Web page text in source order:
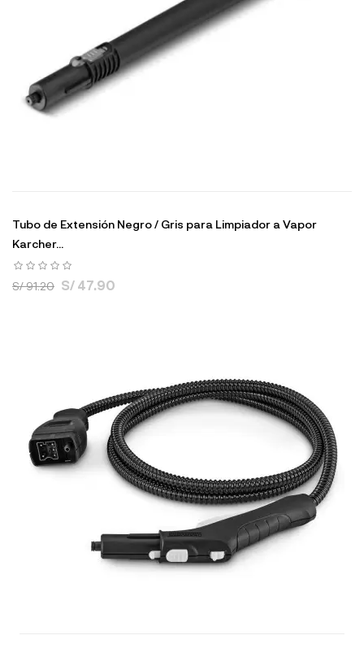
Tubo de Extensión Negro / Gris para Limpiador a Vapor
Karcher...
S/ 91.20 S/ 47.90